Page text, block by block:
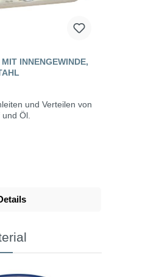
INNENGEWINDE,
und Verteilen von
Öl.